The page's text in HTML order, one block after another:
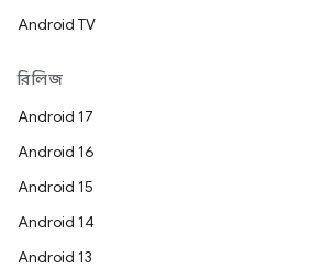
Android TV
রিলিজ
Android 17
Android 16
Android 15
Android 14
Android 13